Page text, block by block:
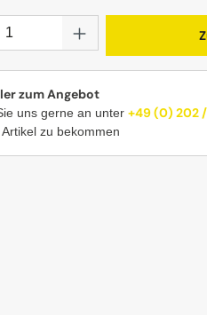
Anzahl: Gib den
zum Angebot
uns gerne an unter +49 (0) 202
zu bekommen